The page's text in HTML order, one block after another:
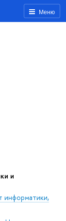
Меню
информатики,